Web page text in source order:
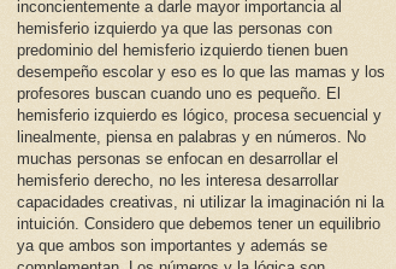
inconcientemente a darle mayor importancia al
hemisferio izquierdo ya que las personas con
predominio del hemisferio izquierdo tienen buen
desempeño escolar y eso es lo que las mamas y los
profesores buscan cuando uno es pequeño. El
hemisferio izquierdo es lógico, procesa secuencial y
linealmente, piensa en palabras y en números. No
muchas personas se enfocan en desarrollar el
hemisferio derecho, no les interesa desarrollar
capacidades creativas, ni utilizar la imaginación ni la
intuición. Considero que debemos tener un equilibrio
ya que ambos son importantes y además se